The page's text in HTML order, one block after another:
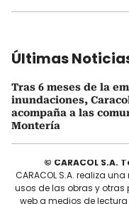
Últimas
Tras 6 meses de la
inundaciones,
acompaña a las
Montería
© CARACOL S.A.
CARACOL S.A. realiza
usos de las obras y otras
web a medios de